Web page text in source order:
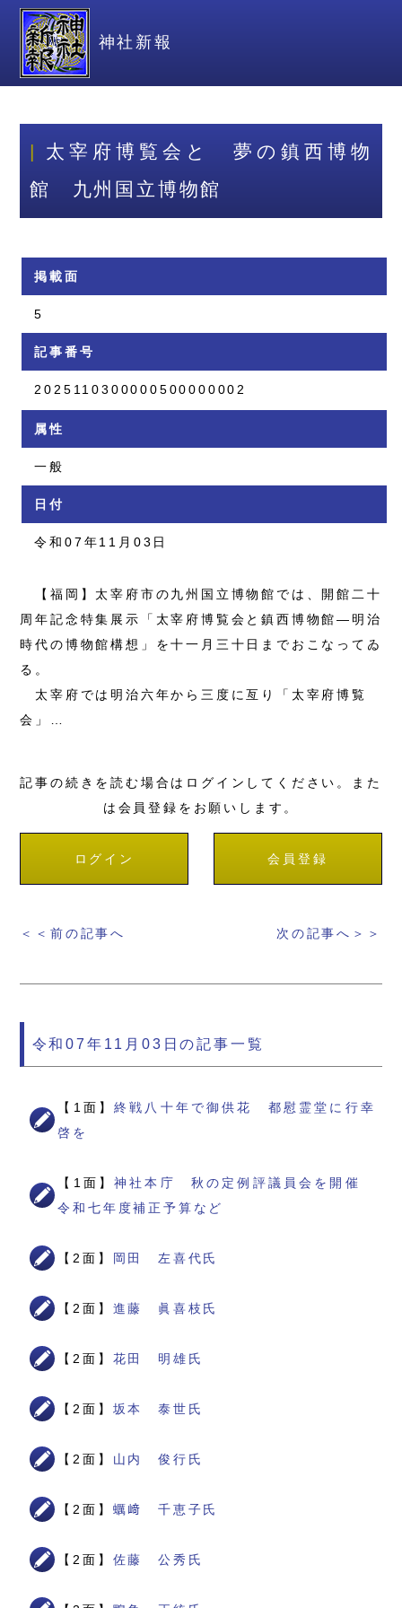
神社新報
太宰府博覧会と 夢の鎮西博物
館 九州国立博物館
掲載面
5
記事番号
2025110300000500000002
属性
一般
日付
令和07年11月03日
【福岡】太宰府市の九州国立博物館では、開館二十
周年記念特集展示「太宰府博覧会と鎮西博物館―明治
時代の博物館構想」を十一月三十日までおこなってゐ
る。
太宰府では明治六年から三度に亙り「太宰府博覧
会」…
記事の続きを読む場合はログインしてください。また
は会員登録をお願いします。
ログイン 会員登録
＜＜前の記事へ 次の記事へ＞＞
令和07年11月03日の記事一覧
【1面】終戦八十年で御供花 都慰霊堂に行幸
啓を
【1面】神社本庁 秋の定例評議員会を開催
令和七年度補正予算など
【2面】 岡田 左喜代氏
【2面】 進藤 眞喜枝氏
【2面】 花田 明雄氏
【2面】 坂本 泰世氏
【2面】 山内 俊行氏
【2面】 蠣﨑 千恵子氏
【2面】 佐藤 公秀氏